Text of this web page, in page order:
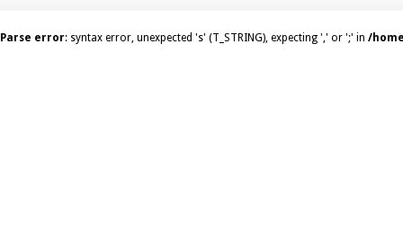
Parse error: syntax error, unexpected 's' (T_STRING), expecting ',' or ';' in /